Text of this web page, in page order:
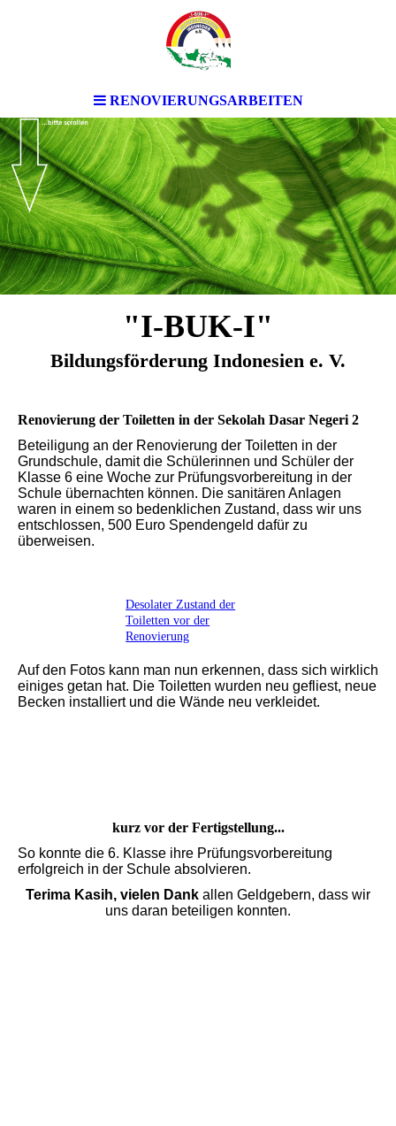
RENOVIERUNGSARBEITEN
"I-BUK-I"
Bildungsförderung Indonesien e. V.
Renovierung der Toiletten in der Sekolah Dasar Negeri 2
Beteiligung an der Renovierung der Toiletten in der
Grundschule, damit die Schülerinnen und Schüler der
Klasse 6 eine Woche zur Prüfungsvorbereitung in der
Schule übernachten können. Die sanitären Anlagen
waren in einem so bedenklichen Zustand, dass wir uns
entschlossen, 500 Euro Spendengeld dafür zu
überweisen.
Desolater Zustand der
Toiletten vor der
Renovierung
Auf den Fotos kann man nun erkennen, dass sich wirklich
einiges getan hat. Die Toiletten wurden neu gefliest, neue
Becken installiert und die Wände neu verkleidet.
kurz vor der Fertigstellung...
So konnte die 6. Klasse ihre Prüfungsvorbereitung
erfolgreich in der Schule absolvieren.
Terima Kasih, vielen Dank allen Geldgebern, dass wir
uns daran beteiligen konnten.